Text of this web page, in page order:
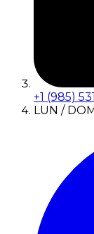
+1 (985)
LUN / DOM